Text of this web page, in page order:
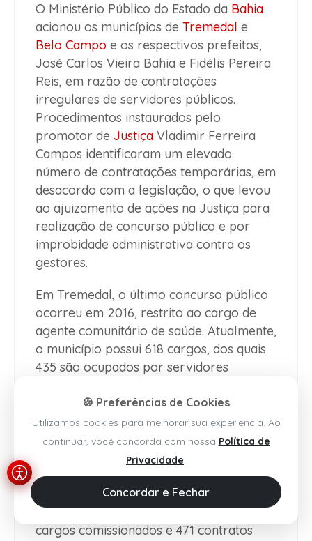
O Ministério Público do Estado da Bahia
acionou os municípios de Tremedal e
Belo Campo e os respectivos prefeitos,
José Carlos Vieira Bahia e Fidélis Pereira
Reis, em razão de contratações
irregulares de servidores públicos.
Procedimentos instaurados pelo
promotor de Justiça Vladimir Ferreira
Campos identificaram um elevado
número de contratações temporárias, em
desacordo com a legislação, o que levou
ao ajuizamento de ações na Justiça para
realização de concurso público e por
improbidade administrativa contra os
gestores.
Em Tremedal, o último concurso público
ocorreu em 2016, restrito ao cargo de
agente comunitário de saúde. Atualmente,
o município possui 618 cargos, dos quais
435 são ocupados por servidores
comissionados e 108 contratos
temporários em vigor sem respaldo
legal, todos considerados irregulares. Já
em Belo Campo, o último concurso foi
realizado em 2005. O município conta
com 934 cargos, sendo apenas 359
ocupados por efetivos, além de 124
cargos comissionados e 471 contratos
🍪 Preferências de Cookies
Utilizamos cookies para melhorar sua experiência. Ao
continuar, você concorda com nossa Política de
Privacidade.
Concordar e Fechar